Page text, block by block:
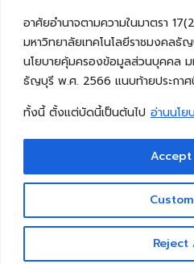
อาศัยอำนาจตามความในมาตรา
มหาวิทยาลัยเทคโนโลยีราชมงคล
นโยบายคุ้มครองข้อมูลส่วนบุคคล ม
ธัญบุรี พ.ศ. 2566 แนบท้ายประกา
ทั้งนี้ ตั้งแต่บัดนี้เป็นต้นไป อ่านนโย
Reject
Copyright © 2026 คณะวิศว
เทคโนโลยีราช